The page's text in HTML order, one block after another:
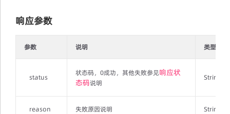
响应参数
参数 说明 类型
status
状态码，0成功，其他失败参见响应状
态码说明
String
reason 失败原因说明 String